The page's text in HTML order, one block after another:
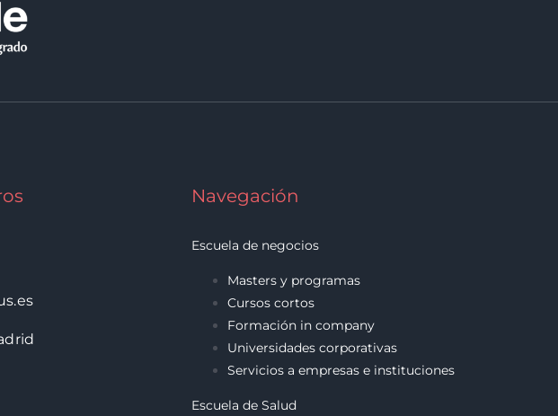
Navegación
Escuela de negocios
Masters y programas
Cursos cortos
Formación in company
Universidades corporativas
Servicios a empresas e instituciones
Escuela de Salud